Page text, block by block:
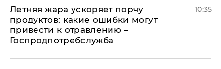
Летняя жара ускоряет порчу
продуктов: какие ошибки могут
привести к отравлению –
Госпродпотребслужба
10:35